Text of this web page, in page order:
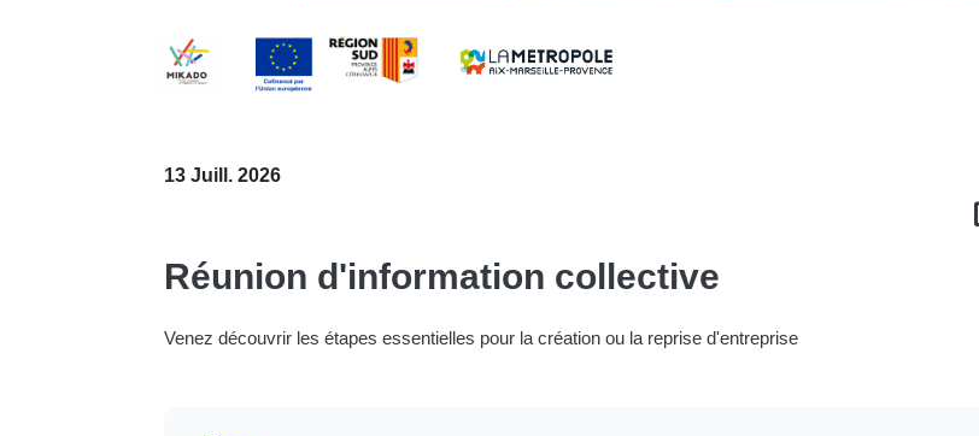
13 Juill. 2026
Réunion d'information collective
Venez découvrir les étapes essentielles pour la création ou la reprise d'entreprise